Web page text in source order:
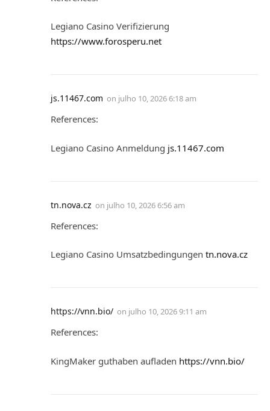
Legiano Casino Verifizierung
https://www.forosperu.net
js.11467.com on julho 10, 2026 6:18 am
References:
Legiano Casino Anmeldung js.11467.com
tn.nova.cz on julho 10, 2026 6:56 am
References:
Legiano Casino Umsatzbedingungen tn.nova.cz
https://vnn.bio/ on julho 10, 2026 9:11 am
References:
KingMaker guthaben aufladen https://vnn.bio/